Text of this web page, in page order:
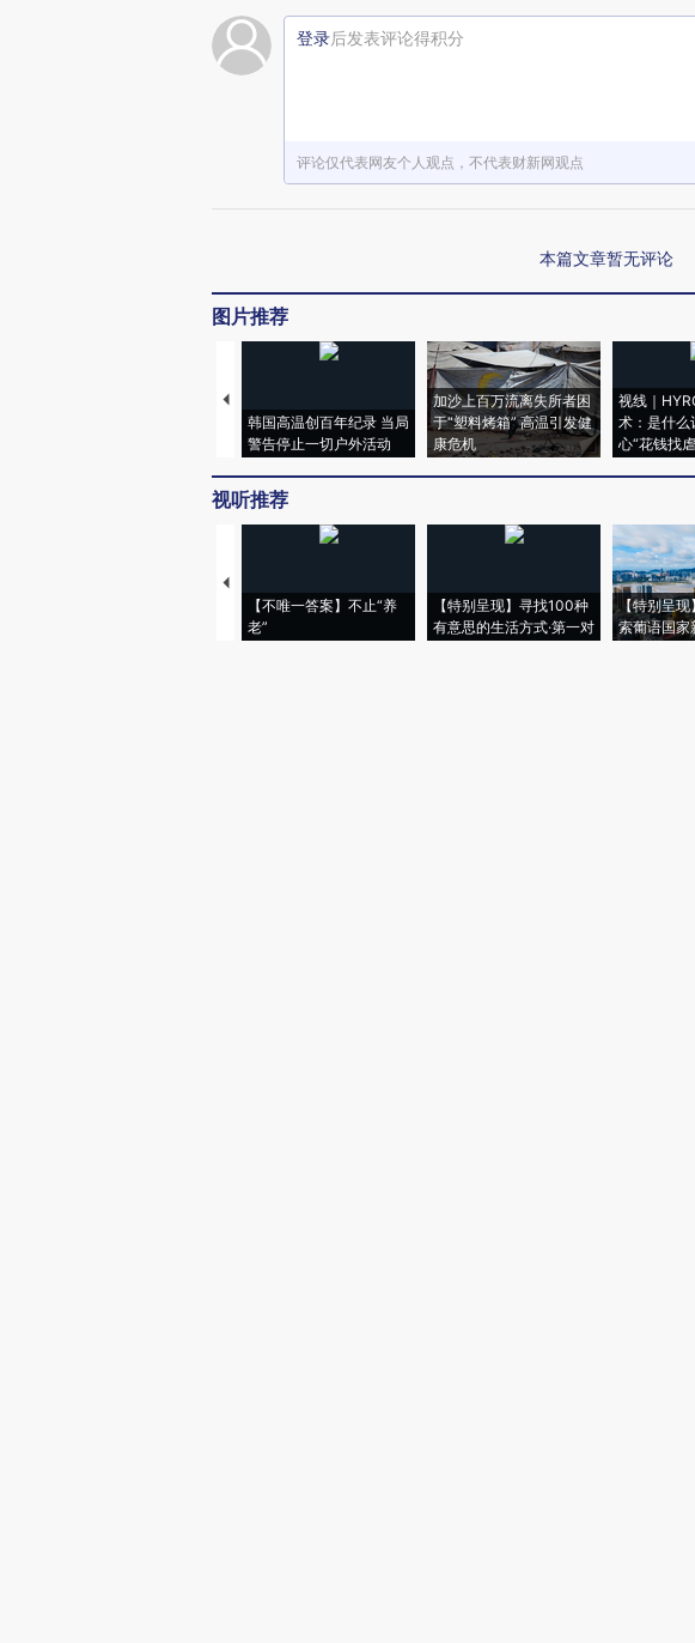
登录后发表评论得积分
评论仅代表网友个人观点，不代表财新网观点
本篇文章暂无评论
图片推荐
韩国高温创百年纪录 当局
警告停止一切户外活动
加沙上百万流离失所者困
于“塑料烤箱” 高温引发健
康危机
视线｜
术：是什么
心“花钱找
视听推荐
【不唯一答案】不止“养
老”
【特别呈现】寻找100种
有意思的生活方式·第一对
【特别呈现
索葡语国家